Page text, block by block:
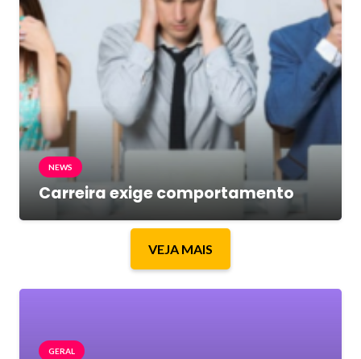
NEWS
Carreira exige comportamento
VEJA MAIS
GERAL